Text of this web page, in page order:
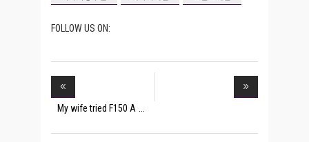
FOLLOW US ON:
My wife tried F150 A